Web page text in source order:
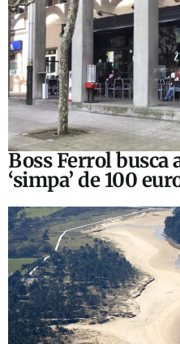
Boss Ferrol busca
‘simpa’ de 100